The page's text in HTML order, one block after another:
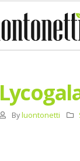
By luontonetti